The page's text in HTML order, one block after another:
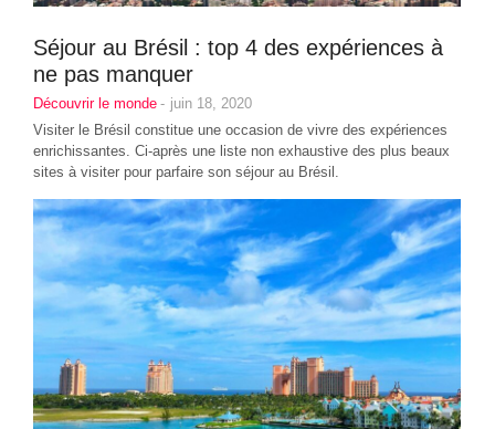
Séjour au Brésil : top 4 des expériences à
ne pas manquer
Découvrir le monde - juin 18, 2020
Visiter le Brésil constitue une occasion de vivre des expériences
enrichissantes. Ci-après une liste non exhaustive des plus beaux
sites à visiter pour parfaire son séjour au Brésil.